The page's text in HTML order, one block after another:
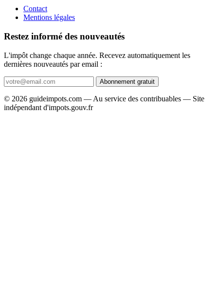
Contact
Mentions légales
Restez informé des nouveautés
L'impôt change chaque année. Recevez automatiquement les
dernières nouveautés par email :
Abonnement gratuit
© 2026 guideimpots.com — Au service des contribuables — Site
indépendant d'impots.gouv.fr